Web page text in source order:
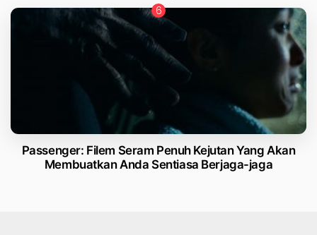
Passenger: Filem Seram Penuh Kejutan Yang Akan
Membuatkan Anda Sentiasa Berjaga-jaga